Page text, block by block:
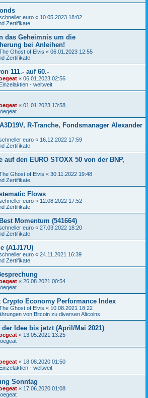
euro « 10.05.2023 18:02
Zertifikate
das Geheimnis um die
bei Anleihen!
Ghost of Elvis « 06.01.2023 12:55
Zertifikate
111.- auf 60.-
« 06.01.2023 02:56
- weltweit
« 01.01.2023 13:58
R-Tranche, Fondsmanager Alexander
euro « 16.12.2022 17:59
Zertifikate
auf den EURO STOXX 50 von der BNP,
Ghost of Elvis « 30.11.2022 19:48
Zertifikate
Flows
euro « 12.08.2022 17:52
Zertifikate
Momentum (541664)
euro « 27.03.2022 18:20
Zertifikate
(A1J17U)
euro « 24.11.2021 16:39
Zertifikate
« 26.08.2021 00:54
Crypto Economy Performance Index
Ghost of Elvis « 10.08.2021 18:22
von Bitcoin zu diversen Altcoins
Idee bis jetzt (April/Mai 2021)
« 13.05.2021 13:25
« 18.08.2020 01:50
- weltweit
Sonntag
« 17.06.2020 01:08